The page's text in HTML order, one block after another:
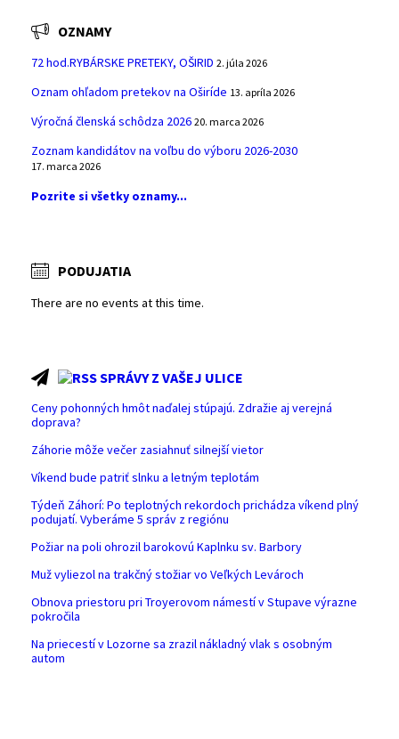
OZNAMY
72 hod.RYBÁRSKE PRETEKY, OŠIRID 2. júla 2026
Oznam ohľadom pretekov na Oširíde 13. apríla 2026
Výročná členská schôdza 2026 20. marca 2026
Zoznam kandidátov na voľbu do výboru 2026-2030
17. marca 2026
Pozrite si všetky oznamy...
PODUJATIA
There are no events at this time.
SPRÁVY Z VAŠEJ ULICE
Ceny pohonných hmôt naďalej stúpajú. Zdražie aj verejná
doprava?
Záhorie môže večer zasiahnuť silnejší vietor
Víkend bude patriť slnku a letným teplotám
Týdeň Záhorí: Po teplotných rekordoch prichádza víkend plný
podujatí. Vyberáme 5 správ z regiónu
Požiar na poli ohrozil barokovú Kaplnku sv. Barbory
Muž vyliezol na trakčný stožiar vo Veľkých Levároch
Obnova priestoru pri Troyerovom námestí v Stupave výrazne
pokročila
Na priecestí v Lozorne sa zrazil nákladný vlak s osobným
autom